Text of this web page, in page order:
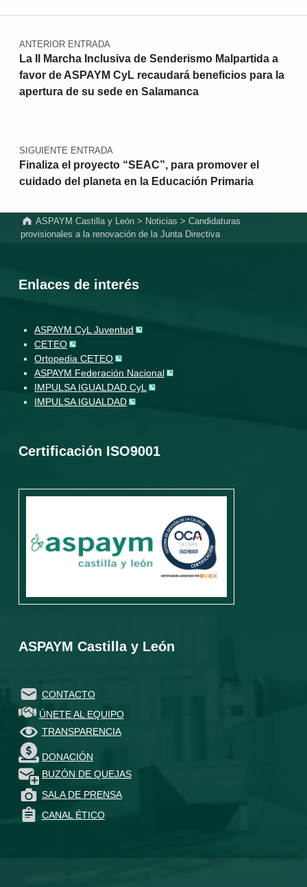
Navegación de entradas
ANTERIOR ENTRADA
La II Marcha Inclusiva de Senderismo Malpartida a
favor de ASPAYM CyL recaudará beneficios para la
apertura de su sede en Salamanca
SIGUIENTE ENTRADA
Finaliza el proyecto “SEAC”, para promover el
cuidado del planeta en la Educación Primaria
ASPAYM Castilla y León > Noticias >Candidaturas
provisionales a la renovación de la Junta Directiva
Enlaces de interés
ASPAYM CyL Juventud
CETEO
Ortopedia CETEO
ASPAYM Federación Nacional
IMPULSA IGUALDAD CyL
IMPULSA IGUALDAD
Certificación ISO9001
ASPAYM Castilla y León
CONTACTO
ÚNETE AL EQUIPO
TRANSPARENCIA
DONACIÓN
BUZÓN DE QUEJAS
SALA DE PRENSA
CANAL ÉTICO